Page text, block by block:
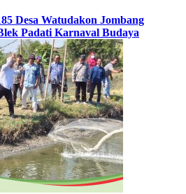
Desa Watudakon Jombang
Padati Karnaval Budaya